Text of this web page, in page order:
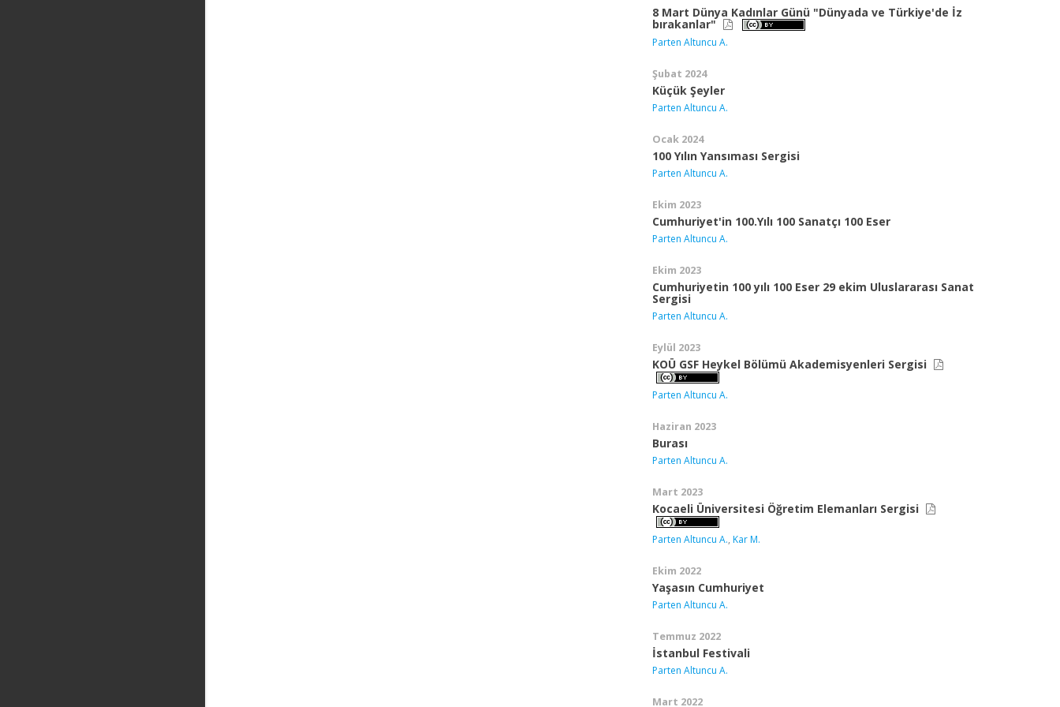
8 Mart Dünya Kadınlar Günü "Dünyada ve Türkiye'de İz
bırakanlar"
Parten Altuncu A.
Şubat 2024
Küçük Şeyler
Parten Altuncu A.
Ocak 2024
100 Yılın Yansıması Sergisi
Parten Altuncu A.
Ekim 2023
Cumhuriyet'in 100.Yılı 100 Sanatçı 100 Eser
Parten Altuncu A.
Ekim 2023
Cumhuriyetin 100 yılı 100 Eser 29 ekim Uluslararası Sanat
Sergisi
Parten Altuncu A.
Eylül 2023
KOÜ GSF Heykel Bölümü Akademisyenleri Sergisi
Parten Altuncu A.
Haziran 2023
Burası
Parten Altuncu A.
Mart 2023
Kocaeli Üniversitesi Öğretim Elemanları Sergisi
Parten Altuncu A., Kar M.
Ekim 2022
Yaşasın Cumhuriyet
Parten Altuncu A.
Temmuz 2022
İstanbul Festivali
Parten Altuncu A.
Mart 2022